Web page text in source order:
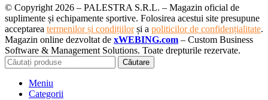
© Copyright 2026 – PALESTRA S.R.L. – Magazin oficial de
suplimente și echipamente sportive. Folosirea acestui site presupune
acceptarea termenilor și condițiilorși a politicilor de confidențialitate.
Magazin online dezvoltat de xWEBING.com – Custom Business
Software & Management Solutions. Toate drepturile rezervate.
Căutare
Meniu
Categorii